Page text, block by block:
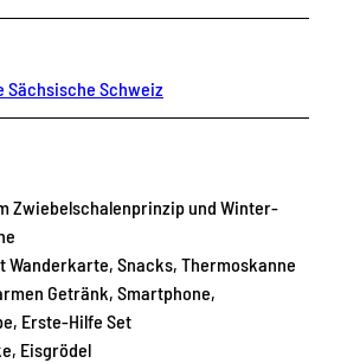
Schweiz
Zwiebelschalenprinzip und Winter-
Wanderkarte, Snacks, Thermoskanne
Getränk, Smartphone,
Erste-Hilfe Set
Eisgrödel